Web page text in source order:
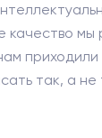
так, а